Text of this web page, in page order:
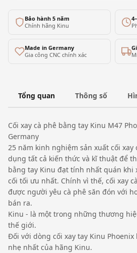
Bảo hành 5 năm
Chính hãng Kinu
Made in Germany
Gia công CNC chính xác
Tổng quan Thông số
Cối xay cà phê bằng tay Kinu M47
Germany
25 năm kinh nghiệm sản xuất cối xay
dụng tất cả kiến thức và kĩ thuật để
bằng tay Kinu đạt tính nhất quán khi
cối tối ưu nhất. Chính vì thế, cối xay
được người yêu cà phê săn đón với
bán ra.
Kinu - là một trong những thương
thế giới.
Đối với dòng cối xay tay Kinu
nhẹ nhất của hãng Kinu.